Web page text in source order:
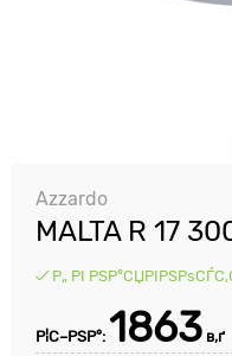
Azzardo
MALTA R 17
Р„ РІ
Р¦С–РЅР°: 1863 в‚ґ